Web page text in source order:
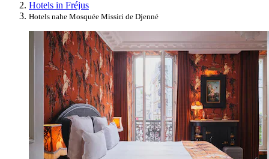
Hotels in Fréjus
Hotels nahe Mosquée Missiri de Djenné